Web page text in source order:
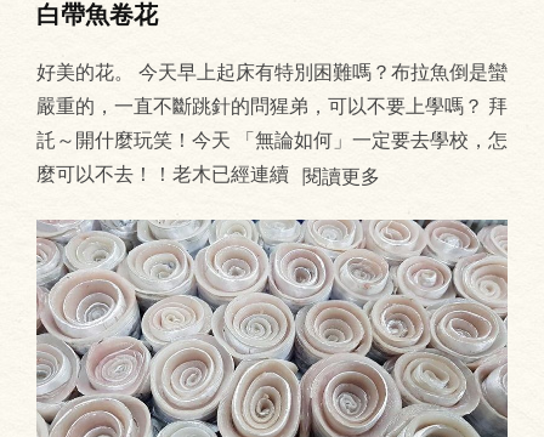
白帶魚卷花
好美的花。 今天早上起床有特別困難嗎？布拉魚倒是蠻
嚴重的，一直不斷跳針的問猩弟，可以不要上學嗎？ 拜
託～開什麼玩笑！今天 「無論如何」一定要去學校，怎
麼可以不去！！老木已經連續 閱讀更多